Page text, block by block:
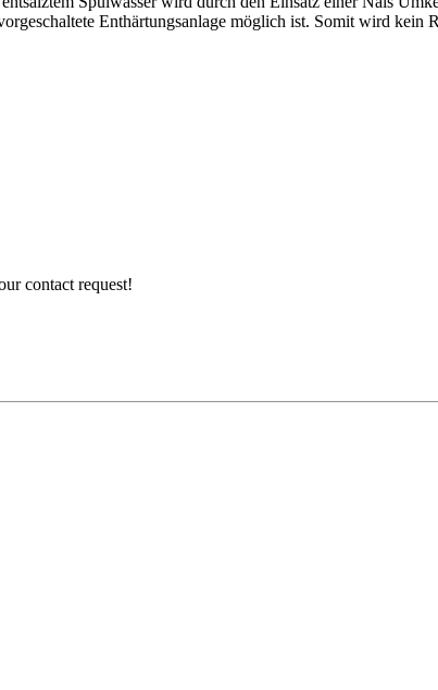
Enthärtungsanlage möglich ist. Somit wird kein
contact request!